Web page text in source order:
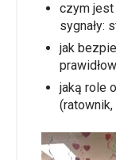
czym jest
sygnały:
jak
jaką role